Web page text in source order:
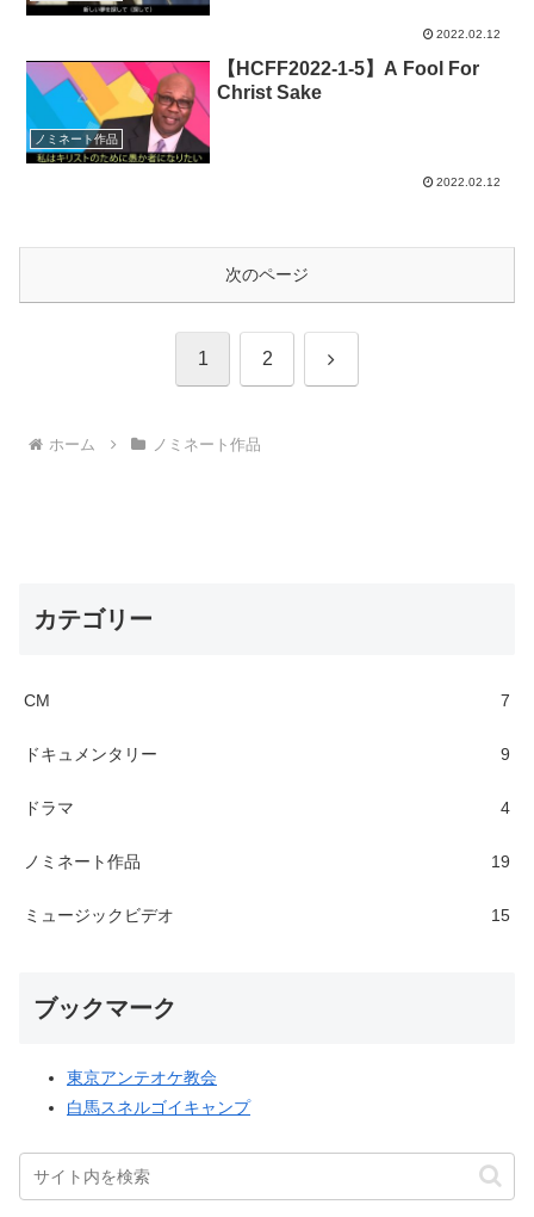
2022.02.12
ノミネート作品
【HCFF2022-1-5】A Fool For
Christ Sake
2022.02.12
次のページ
1 2 次
ホーム ノミネート作品
カテゴリー
CM 7
ドキュメンタリー 9
ドラマ 4
ノミネート作品 19
ミュージックビデオ 15
ブックマーク
東京アンテオケ教会
白馬スネルゴイキャンプ